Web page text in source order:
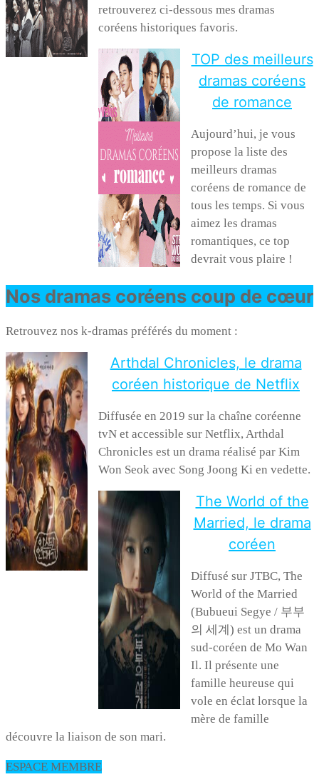
retrouverez ci-dessous mes dramas
coréens historiques favoris.
TOP des meilleurs
dramas coréens
de romance
Aujourd’hui, je vous
propose la liste des
meilleurs dramas
coréens de romance de
tous les temps. Si vous
aimez les dramas
romantiques, ce top
devrait vous plaire !
Nos dramas coréens coup de cœur
Retrouvez nos k-dramas préférés du moment :
Arthdal Chronicles, le drama
coréen historique de Netflix
Diffusée en 2019 sur la chaîne coréenne
tvN et accessible sur Netflix, Arthdal
Chronicles est un drama réalisé par Kim
Won Seok avec Song Joong Ki en vedette.
The World of the
Married, le drama
coréen
Diffusé sur JTBC, The
World of the Married
(Bubueui Segye / 부부
의 세계) est un drama
sud-coréen de Mo Wan
Il. Il présente une
famille heureuse qui
vole en éclat lorsque la
mère de famille
découvre la liaison de son mari.
ESPACE MEMBRE